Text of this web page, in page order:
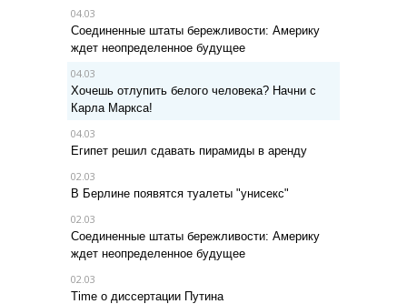
04.03
Соединенные штаты бережливости: Америку
ждет неопределенное будущее
04.03
Хочешь отлупить белого человека? Начни с
Карла Маркса!
04.03
Египет решил сдавать пирамиды в аренду
02.03
В Берлине появятся туалеты "унисекс"
02.03
Соединенные штаты бережливости: Америку
ждет неопределенное будущее
02.03
Time о диссертации Путина